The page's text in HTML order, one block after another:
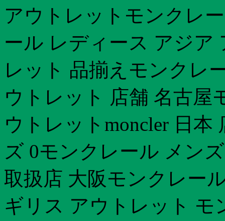
アウトレットモンクレ
ール レディース アジア
レット 品揃えモンクレ
ウトレット 店舗 名古屋
ウトレットmoncler 日
ズ 0モンクレール メン
取扱店 大阪モンクレー
ギリス アウトレット モ